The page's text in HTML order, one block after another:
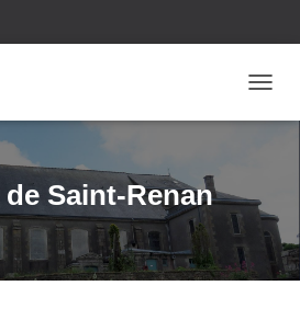
de Saint-Renan